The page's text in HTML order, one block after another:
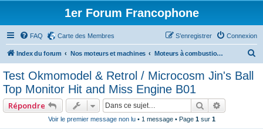
1er Forum Francophone
FAQ Carte des Membres Connexion
S’enregistrer
Index du forum Nos moteurs et machines Moteurs à combustion interne
Test Okmomodel & Retrol / Microcosm Jin's Ball
Top Monitor Hit and Miss Engine B01
Répondre Rechercher
Voir le premier message non lu• 1 message • Page 1sur 1